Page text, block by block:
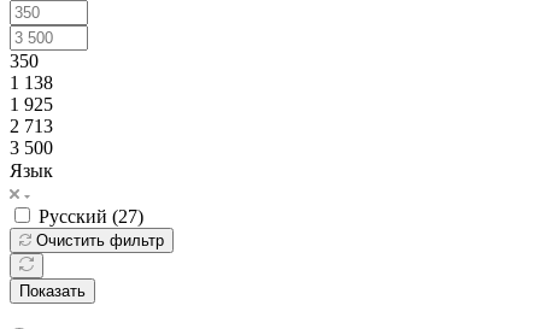
350
1 138
1 925
2 713
3 500
Язык
Русский (27)
Очистить фильтр
Показать